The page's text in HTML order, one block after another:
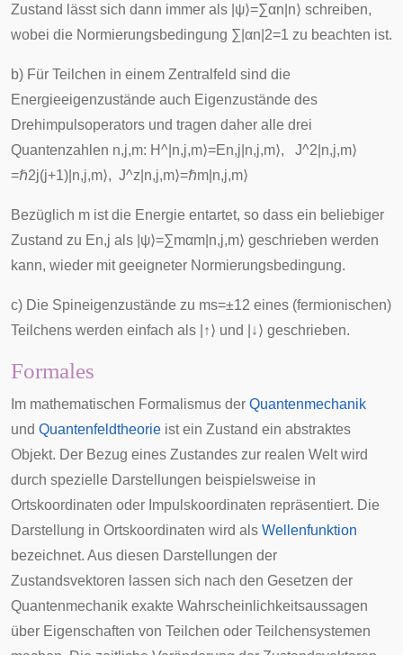
Zustand lässt sich dann immer als ψ⟩=∑αn n⟩ schreiben,
wobei die Normierungsbedingung ∑ αn 2=1 zu beachten ist.
b) Für Teilchen in einem Zentralfeld sind die
Energieeigenzustände auch Eigenzustände des
Drehimpulsoperators und tragen daher alle drei
Quantenzahlen n,j,m: H^ n,j,m⟩=En,j n,j,m⟩, J^2 n,j,m⟩
=ℏ2j(j+1) n,j,m⟩, J^z n,j,m⟩=ℏm n,j,m⟩
Bezüglich m ist die Energie entartet, so dass ein beliebiger
Zustand zu En,j als ψ⟩=∑mαm n,j,m⟩ geschrieben werden
kann, wieder mit geeigneter Normierungsbedingung.
c) Die Spineigenzustände zu ms=±12 eines (fermionischen)
Teilchens werden einfach als ↑⟩ und ↓⟩ geschrieben.
Formales
Im mathematischen Formalismus der Quantenmechanik
und Quantenfeldtheorie ist ein Zustand ein abstraktes
Objekt. Der Bezug eines Zustandes zur realen Welt wird
durch spezielle Darstellungen beispielsweise in
Ortskoordinaten oder Impulskoordinaten repräsentiert. Die
Darstellung in Ortskoordinaten wird als Wellenfunktion
bezeichnet. Aus diesen Darstellungen der
Zustandsvektoren lassen sich nach den Gesetzen der
Quantenmechanik exakte Wahrscheinlichkeitsaussagen
über Eigenschaften von Teilchen oder Teilchensystemen